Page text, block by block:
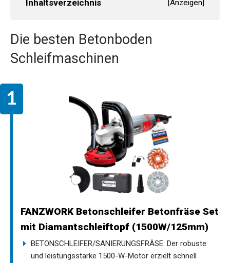
Inhaltsverzeichnis [Anzeigen]
Die besten Betonboden
Schleifmaschinen
FANZWORK Betonschleifer Betonfräse Set
mit Diamantschleiftopf (1500W/125mm)
BETONSCHLEIFER/SANIERUNGSFRÄSE: Der robuste
und leistungsstarke 1500-W-Motor erzielt schnell